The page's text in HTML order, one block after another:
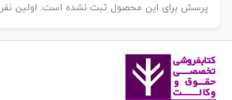
پرسش برای این محصول ثبت نشده است. اولین نفر